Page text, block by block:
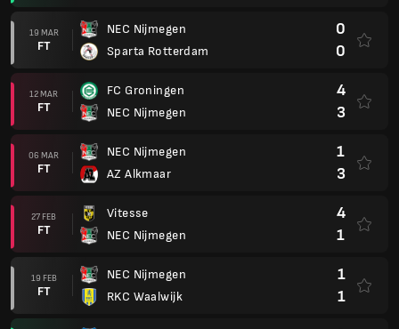
19 MAR
FT
NEC Nijmegen
Sparta Rotterdam
0
0
12 MAR
FT
FC Groningen
NEC Nijmegen
4
3
06 MAR
FT
NEC Nijmegen
AZ Alkmaar
1
3
27 FEB
FT
Vitesse
NEC Nijmegen
4
1
19 FEB
FT
NEC Nijmegen
RKC Waalwijk
1
1